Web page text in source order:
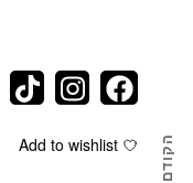
Add to wishlist הקודם
מפיץ ריח בצורת קקטוס מסוג SWAY